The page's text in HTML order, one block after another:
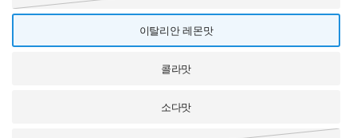
이탈리안 레몬맛
콜라맛
소다맛